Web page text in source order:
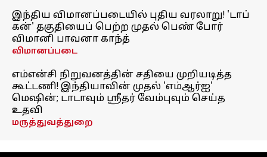
இந்திய விமானப்படையில் புதிய வரலாறு! 'டாப்
கன்' தகுதியைப் பெற்ற முதல் பெண் போர்
விமானி பாவனா காந்த்
விமானப்படை
எம்என்சி நிறுவனத்தின் சதியை முறியடித்த
கூட்டணி! இந்தியாவின் முதல் 'எம்ஆர்ஐ'
மெஷின்; டாடாவும் ஸ்ரீதர் வேம்புவும் செய்த
உதவி
மருத்துவத்துறை